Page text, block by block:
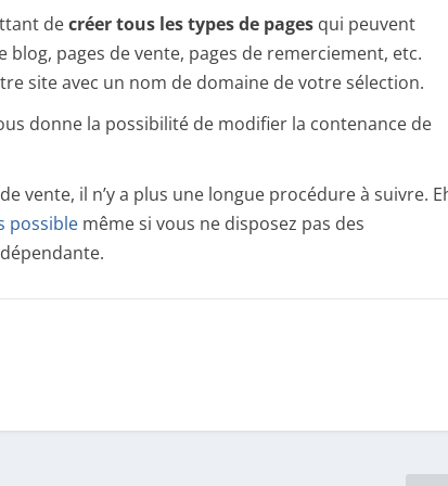
decréer tous les types de pages qui peuvent
blog, pages de vente, pages de remerciement, etc.
site avec un nom de domaine de votre sélection.
donne la possibilité de modifier la contenance de
vente, il n’y a plus une longue procédure à suivre.
possible même si vous ne disposez pas des